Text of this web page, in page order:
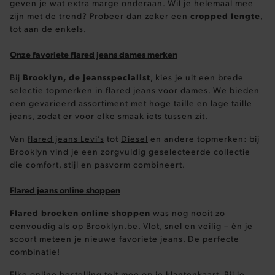
geven je wat extra marge onderaan. Wil je helemaal mee
zijn met de trend? Probeer dan zeker een cropped lengte,
tot aan de enkels.
Onze favoriete flared jeans dames merken
Bij Brooklyn, de jeansspecialist, kies je uit een brede
selectie topmerken in flared jeans voor dames. We bieden
een gevarieerd assortiment met hoge taille en lage taille
jeans , zodat er voor elke smaak iets tussen zit.
Van flared jeans Levi’s tot Diesel en andere topmerken: bij
Brooklyn vind je een zorgvuldig geselecteerde collectie
die comfort, stijl en pasvorm combineert.
Flared jeans online shoppen
Flared broeken online shoppen was nog nooit zo
eenvoudig als op Brooklyn.be. Vlot, snel en veilig – én je
scoort meteen je nieuwe favoriete jeans. De perfecte
combinatie!
Basis cookies Analytische
Targeting
Functionaliteit
De strikt noodzakelijke cookies verbeteren jouw
site op een correcte manier wordt verorberd. De
analytische en functionele cookies vullen hun
buikjes algemene bezoekersinformatie, maar
niet jouw identiteit.
Naam